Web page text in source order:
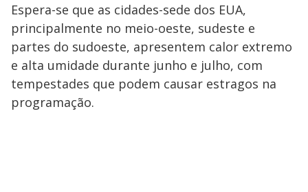
Espera-se que as cidades-sede dos EUA,
principalmente no meio-oeste, sudeste e
partes do sudoeste, apresentem calor extremo
e alta umidade durante junho e julho, com
tempestades que podem causar estragos na
programação.